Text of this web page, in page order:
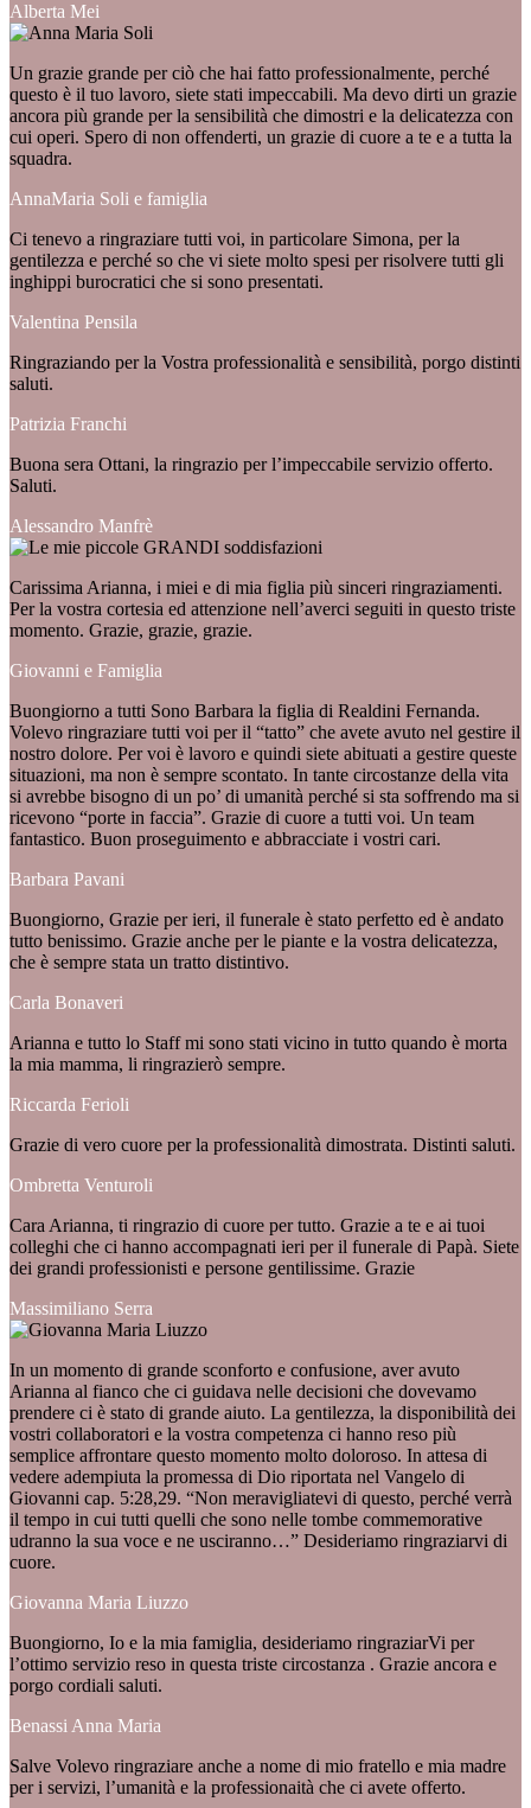
Alberta Mei
Un grazie grande per ciò che hai fatto professionalmente, perché
questo è il tuo lavoro, siete stati impeccabili. Ma devo dirti un grazie
ancora più grande per la sensibilità che dimostri e la delicatezza con
cui operi. Spero di non offenderti, un grazie di cuore a te e a tutta la
squadra.
AnnaMaria Soli e famiglia
Ci tenevo a ringraziare tutti voi, in particolare Simona, per la
gentilezza e perché so che vi siete molto spesi per risolvere tutti gli
inghippi burocratici che si sono presentati.
Valentina Pensila
Ringraziando per la Vostra professionalità e sensibilità, porgo distinti
saluti.
Patrizia Franchi
Buona sera Ottani, la ringrazio per l’impeccabile servizio offerto.
Saluti.
Alessandro Manfrè
Carissima Arianna, i miei e di mia figlia più sinceri ringraziamenti.
Per la vostra cortesia ed attenzione nell’averci seguiti in questo triste
momento. Grazie, grazie, grazie.
Giovanni e Famiglia
Buongiorno a tutti Sono Barbara la figlia di Realdini Fernanda.
Volevo ringraziare tutti voi per il “tatto” che avete avuto nel gestire il
nostro dolore. Per voi è lavoro e quindi siete abituati a gestire queste
situazioni, ma non è sempre scontato. In tante circostanze della vita
si avrebbe bisogno di un po’ di umanità perché si sta soffrendo ma si
ricevono “porte in faccia”. Grazie di cuore a tutti voi. Un team
fantastico. Buon proseguimento e abbracciate i vostri cari.
Barbara Pavani
Buongiorno, Grazie per ieri, il funerale è stato perfetto ed è andato
tutto benissimo. Grazie anche per le piante e la vostra delicatezza,
che è sempre stata un tratto distintivo.
Carla Bonaveri
Arianna e tutto lo Staff mi sono stati vicino in tutto quando è morta
la mia mamma, li ringrazierò sempre.
Riccarda Ferioli
Grazie di vero cuore per la professionalità dimostrata. Distinti saluti.
Ombretta Venturoli
Cara Arianna, ti ringrazio di cuore per tutto. Grazie a te e ai tuoi
colleghi che ci hanno accompagnati ieri per il funerale di Papà. Siete
dei grandi professionisti e persone gentilissime. Grazie
Massimiliano Serra
In un momento di grande sconforto e confusione, aver avuto
Arianna al fianco che ci guidava nelle decisioni che dovevamo
prendere ci è stato di grande aiuto. La gentilezza, la disponibilità dei
vostri collaboratori e la vostra competenza ci hanno reso più
semplice affrontare questo momento molto doloroso. In attesa di
vedere adempiuta la promessa di Dio riportata nel Vangelo di
Giovanni cap. 5:28,29. “Non meravigliatevi di questo, perché verrà
il tempo in cui tutti quelli che sono nelle tombe commemorative
udranno la sua voce e ne usciranno…” Desideriamo ringraziarvi di
cuore.
Giovanna Maria Liuzzo
Buongiorno, Io e la mia famiglia, desideriamo ringraziarVi per
l’ottimo servizio reso in questa triste circostanza . Grazie ancora e
porgo cordiali saluti.
Benassi Anna Maria
Salve Volevo ringraziare anche a nome di mio fratello e mia madre
per i servizi, l’umanità e la professionaità che ci avete offerto.